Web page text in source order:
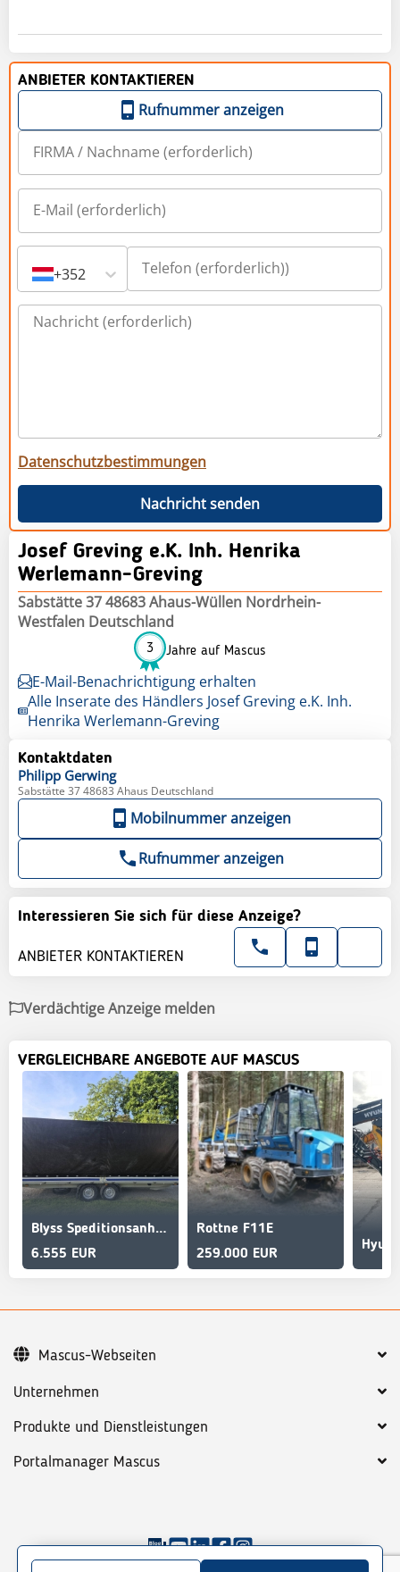
ANBIETER KONTAKTIEREN
Rufnummer anzeigen
+352
Datenschutzbestimmungen
Nachricht senden
Josef Greving e.K. Inh. Henrika
Werlemann-Greving
Sabstätte 37 48683 Ahaus-Wüllen Nordrhein-
Westfalen Deutschland
3 Jahre auf Mascus
E-Mail-Benachrichtigung erhalten
Alle Inserate des Händlers Josef Greving e.K. Inh.
Henrika Werlemann-Greving
Kontaktdaten
Philipp Gerwing
Sabstätte 37 48683 Ahaus Deutschland
Mobilnummer anzeigen
Rufnummer anzeigen
Interessieren Sie sich für diese Anzeige?
ANBIETER KONTAKTIEREN
Verdächtige Anzeige melden
VERGLEICHBARE ANGEBOTE AUF MASCUS
Blyss Speditionsanhänger
6.555 EUR
Rottne F11E
259.000 EUR
Unternehmen
Produkte und Dienstleistungen
Portalmanager Mascus
Mascus-Webseiten